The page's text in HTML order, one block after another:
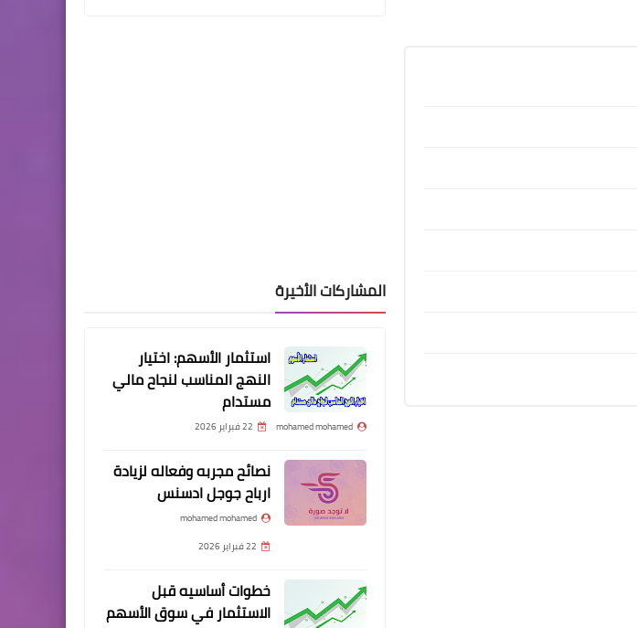
المشاركات الأخيرة
استثمار الأسهم: اختيار
النهج المناسب لنجاح مالي
مستدام
mohamed mohamed 22 فبراير 2026
نصائح مجربه وفعاله لزيادة
ارباح جوجل ادسنس
mohamed mohamed
22 فبراير 2026
خطوات أساسيه قبل
الاستثمار في سوق الأسهم